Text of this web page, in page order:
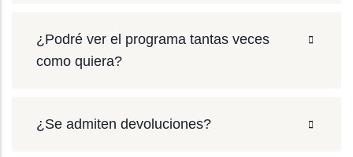
¿Podré ver el programa tantas veces
como quiera?
¿Se admiten devoluciones?